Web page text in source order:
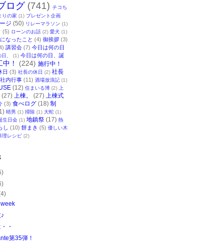
ログ (741) チコち
りの家 (1) プレゼント企画
ジ (50) リレーマラソン (1)
(5) ローンのお話 (2) 愛犬 (1)
なったこと (4) 御挨拶 (3)
講習会 (7) 今日は何の日
、 (1) 今日は何の日、誕
中！ (224) 施行中！
日 (3) 社長の休日 (2) 社長
社内行事 (11) 酒場放浪記 (1)
(12) 住まいる博 (2)
上
(27) 上棟。 (27) 上棟式
(3) 食べログ (18) 制
晴男 (1) 掃除 (1) 大蛇 (1)
生日会 (1) 地鎮祭 (17) 熱
し (10) 餅まき (5) 優しい木
理レシピ (2)
・
第35弾！